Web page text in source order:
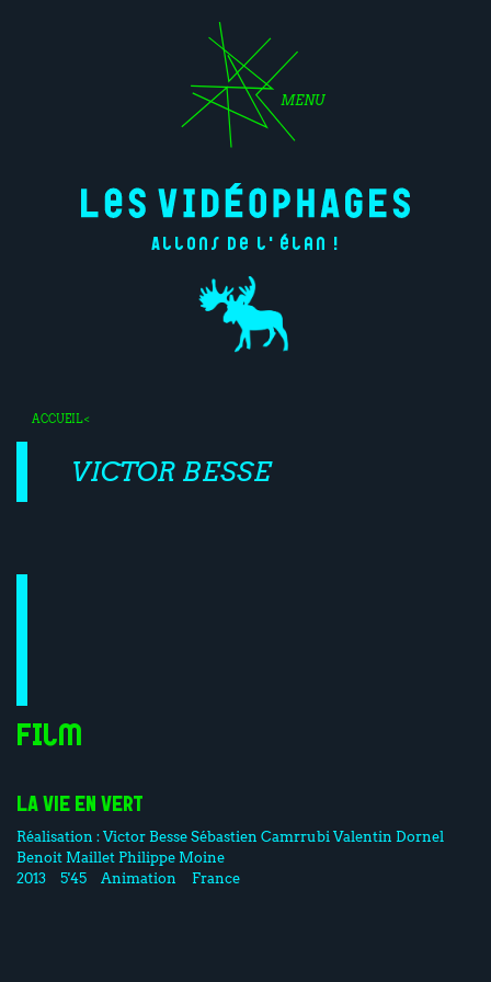
MENU
Allons de l'élan !
ACCUEIL<
VICTOR BESSE
Film
LA VIE EN VERT
Réalisation :Victor BesseSébastien Camrrubi Valentin Dornel
Benoit Maillet Philippe Moine
2013
5'45 Animation France